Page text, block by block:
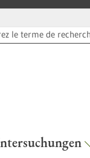
DE RECHERCHE